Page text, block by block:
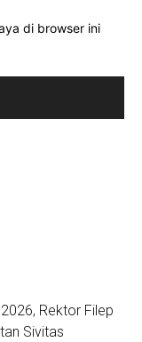
di browser ini
Rektor Filep
Sivitas